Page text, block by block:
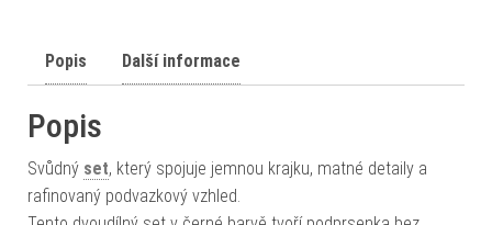
Popis Další informace
Popis
Svůdný set, který spojuje jemnou krajku, matné detaily a
rafinovaný podvazkový vzhled.